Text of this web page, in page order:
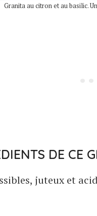
Granita au citron et au basilic.
DE CE
juteux et